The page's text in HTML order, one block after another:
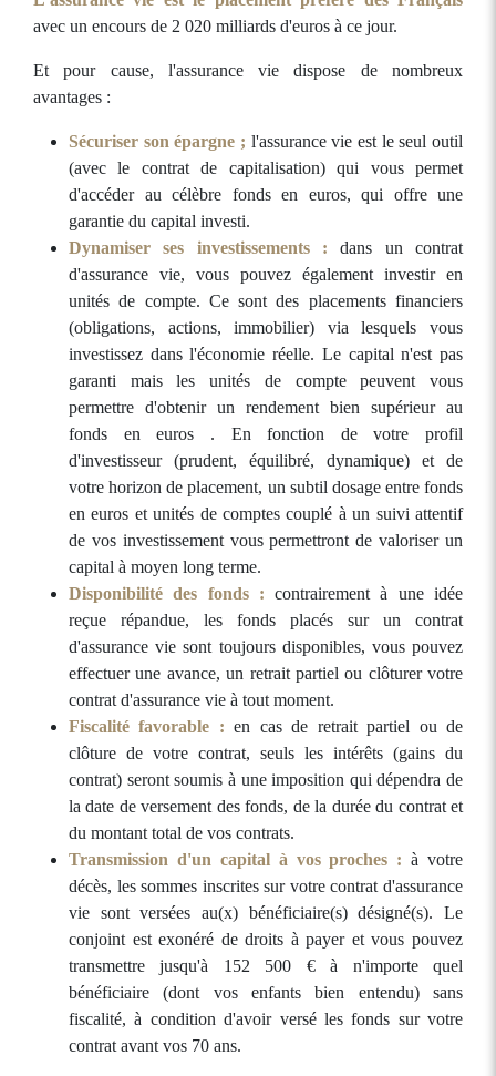
avec un encours de 2 020 milliards d'euros à ce jour.
Et pour cause, l'assurance vie dispose de nombreux
avantages :
Sécuriser son épargne ; l'assurance vie est le seul outil
(avec le contrat de capitalisation) qui vous permet
d'accéder au célèbre fonds en euros, qui offre une
garantie du capital investi.
Dynamiser ses investissements :dans un contrat
d'assurance vie, vous pouvez également investir en
unités de compte. Ce sont des placements financiers
(obligations, actions, immobilier) via lesquels vous
investissez dans l'économie réelle. Le capital n'est pas
garanti mais les unités de compte peuvent vous
permettre d'obtenir un rendement bien supérieur au
fonds en euros . En fonction de votre profil
d'investisseur (prudent, équilibré, dynamique) et de
votre horizon de placement, un subtil dosage entre fonds
en euros et unités de comptes couplé à un suivi attentif
de vos investissement vous permettront de valoriser un
capital à moyen long terme.
Disponibilité des fonds :contrairement à une idée
reçue répandue, les fonds placés sur un contrat
d'assurance vie sont toujours disponibles, vous pouvez
effectuer une avance, un retrait partiel ou clôturer votre
contrat d'assurance vie à tout moment.
Fiscalité favorable :en cas de retrait partiel ou de
clôture de votre contrat, seuls les intérêts (gains du
contrat) seront soumis à une imposition qui dépendra de
la date de versement des fonds, de la durée du contrat et
du montant total de vos contrats.
Transmission d'un capital à vos proches :à votre
décès, les sommes inscrites sur votre contrat d'assurance
vie sont versées au(x) bénéficiaire(s) désigné(s). Le
conjoint est exonéré de droits à payer et vous pouvez
transmettre jusqu'à 152 500 € à n'importe quel
bénéficiaire (dont vos enfants bien entendu) sans
fiscalité, à condition d'avoir versé les fonds sur votre
contrat avant vos 70 ans.